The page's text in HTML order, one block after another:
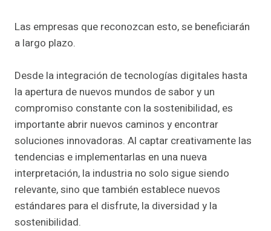
Las empresas que reconozcan esto, se beneficiarán
a largo plazo.
Desde la integración de tecnologías digitales hasta
la apertura de nuevos mundos de sabor y un
compromiso constante con la sostenibilidad, es
importante abrir nuevos caminos y encontrar
soluciones innovadoras. Al captar creativamente las
tendencias e implementarlas en una nueva
interpretación, la industria no solo sigue siendo
relevante, sino que también establece nuevos
estándares para el disfrute, la diversidad y la
sostenibilidad.